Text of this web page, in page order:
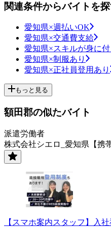
関連条件からバイトを
愛知県×週払いOK
愛知県×交通費支給
愛知県×スキルが身に付
愛知県×制服あり
愛知県×正社員登用あり
もっと見る
額田郡の似たバイト
派遣労働者
株式会社シエロ_愛知県【携
【スマホ案内スタッフ】入